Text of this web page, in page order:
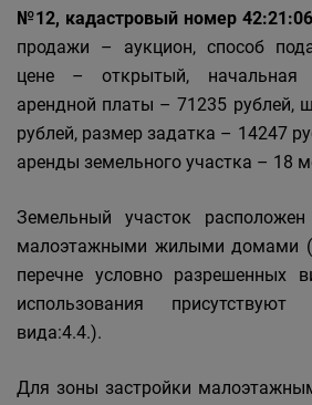
№12, кадастровый номер
продажи – аукцион, способ
цене – открытый, начальная
арендной платы – 71235 рублей,
рублей, размер задатка – 14247
аренды земельного участка – 18
Земельный участок
малоэтажными жилыми домами
перечне условно разрешенных
использования
вида:4.4.).
Для зоны застройки